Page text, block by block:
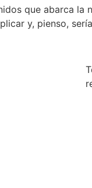
que abarca la
y, pienso,